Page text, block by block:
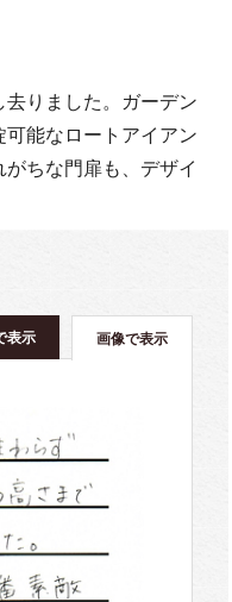
りました。ガーデン
能なロートアイアン
ちな門扉も、デザイ
画像で表示
表示